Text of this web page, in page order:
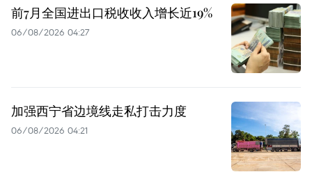
前7月全国进出口税收收入增长近19%
06/08/2026 04:27
加强西宁省边境线走私打击力度
06/08/2026 04:21